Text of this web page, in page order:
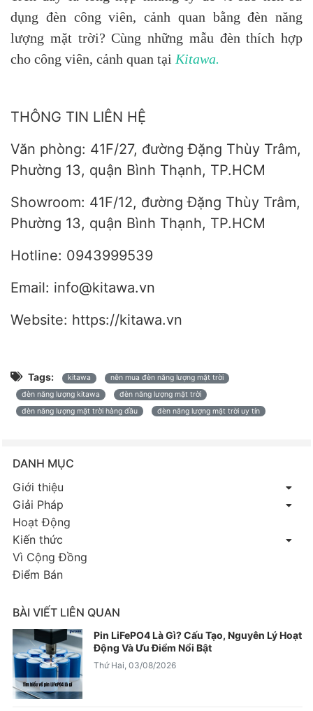
dụng đèn công viên, cảnh quan bằng đèn năng
lượng mặt trời? Cùng những mẫu đèn thích hợp
cho công viên, cảnh quan tại Kitawa.
THÔNG TIN LIÊN HỆ
Văn phòng: 41F/27, đường Đặng Thùy Trâm,
Phường 13, quận Bình Thạnh, TP.HCM
Showroom: 41F/12, đường Đặng Thùy Trâm,
Phường 13, quận Bình Thạnh, TP.HCM
Hotline: 0943999539
Email: info@kitawa.vn
Website: https://kitawa.vn
Tags: kitawa
nên mua đèn năng lượng mặt trời
đèn năng lượng kitawa
đèn năng lượng mặt trời
đèn năng lượng mặt trời hàng đầu
đèn năng lượng mặt trời uy tín
DANH MỤC
Giới thiệu
Giải Pháp
Hoạt Động
Kiến thức
Vì Cộng Đồng
Điểm Bán
BÀI VIẾT LIÊN QUAN
Pin LiFePO4 Là Gì? Cấu Tạo, Nguyên Lý Hoạt
Động Và Ưu Điểm Nổi Bật
Thứ Hai, 03/08/2026